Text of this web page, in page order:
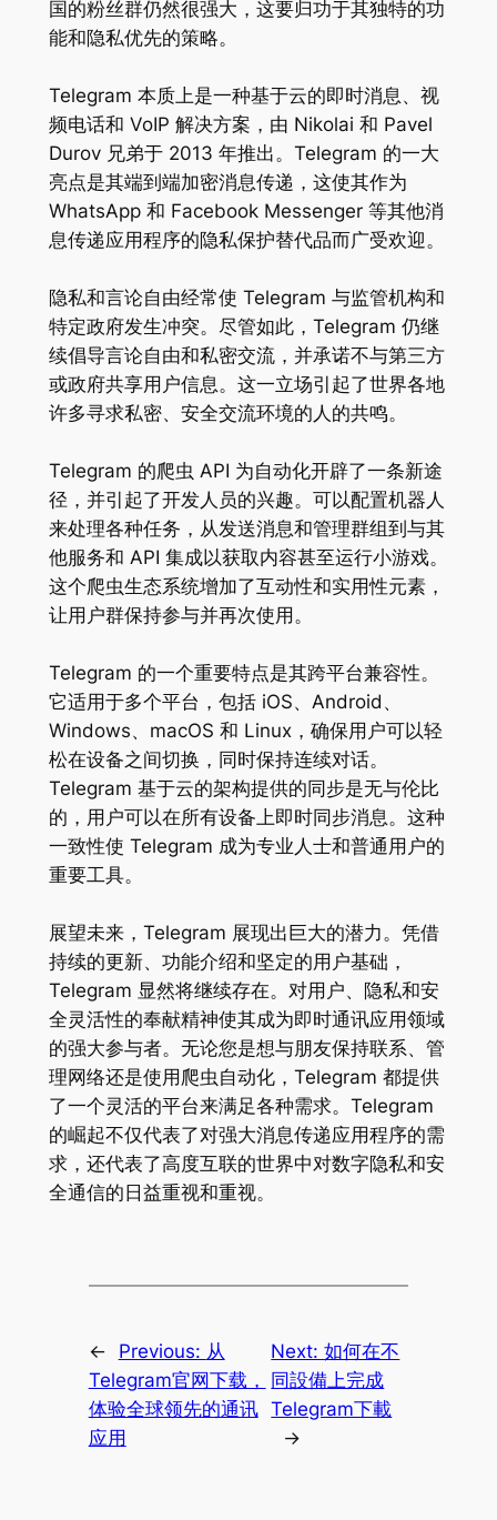
国的粉丝群仍然很强大，这要归功于其独特的功
能和隐私优先的策略。
Telegram 本质上是一种基于云的即时消息、视
频电话和 VoIP 解决方案，由 Nikolai 和 Pavel
Durov 兄弟于 2013 年推出。Telegram 的一大
亮点是其端到端加密消息传递，这使其作为
WhatsApp 和 Facebook Messenger 等其他消
息传递应用程序的隐私保护替代品而广受欢迎。
隐私和言论自由经常使 Telegram 与监管机构和
特定政府发生冲突。尽管如此，Telegram 仍继
续倡导言论自由和私密交流，并承诺不与第三方
或政府共享用户信息。这一立场引起了世界各地
许多寻求私密、安全交流环境的人的共鸣。
Telegram 的爬虫 API 为自动化开辟了一条新途
径，并引起了开发人员的兴趣。可以配置机器人
来处理各种任务，从发送消息和管理群组到与其
他服务和 API 集成以获取内容甚至运行小游戏。
这个爬虫生态系统增加了互动性和实用性元素，
让用户群保持参与并再次使用。
Telegram 的一个重要特点是其跨平台兼容性。
它适用于多个平台，包括 iOS、Android、
Windows、macOS 和 Linux，确保用户可以轻
松在设备之间切换，同时保持连续对话。
Telegram 基于云的架构提供的同步是无与伦比
的，用户可以在所有设备上即时同步消息。这种
一致性使 Telegram 成为专业人士和普通用户的
重要工具。
展望未来，Telegram 展现出巨大的潜力。凭借
持续的更新、功能介绍和坚定的用户基础，
Telegram 显然将继续存在。对用户、隐私和安
全灵活性的奉献精神使其成为即时通讯应用领域
的强大参与者。无论您是想与朋友保持联系、管
理网络还是使用爬虫自动化，Telegram 都提供
了一个灵活的平台来满足各种需求。Telegram
的崛起不仅代表了对强大消息传递应用程序的需
求，还代表了高度互联的世界中对数字隐私和安
全通信的日益重视和重视。
← Previous: 从
Telegram官网下载，
体验全球领先的通讯
应用
Next:如何在不
同設備上完成
Telegram下載
→